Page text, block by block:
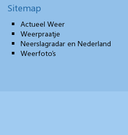
Sitemap
Actueel Weer
Weerpraatje
Neerslagradar en Nederland
Weerfoto’s